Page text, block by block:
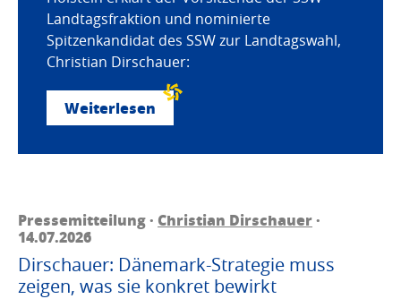
Landtagsfraktion und nominierte
Spitzenkandidat des SSW zur Landtagswahl,
Christian Dirschauer:
Weiterlesen
Pressemitteilung · Christian Dirschauer·
14.07.2026
Dirschauer: Dänemark-Strategie muss
zeigen, was sie konkret bewirkt